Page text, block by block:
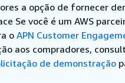
a opção de fornecer
Se você é um AWS
oAPN Customer
aos compradores,
de demonstração